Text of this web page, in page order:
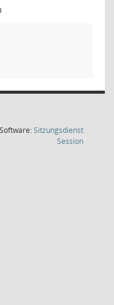
Software:Sitzungsdienst
Session(Wird in